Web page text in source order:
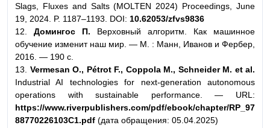
Slags, Fluxes and Salts (MOLTEN 2024) Proceedings, June
19, 2024. P. 1187–1193. DOI: 10.62053/zfvs9836
12.
Домингос П. Верховный алгоритм. Как машинное
обучение изменит наш мир. — М. : Манн, Иванов и Фербер,
2016. — 190 с.
13.
Vermesan O., Pétrot F., Coppola M., Schneider M. et al.
Industrial AI technologies for next-generation autonomous
operations with sustainable performance. — URL:
https://www.riverpublishers.com/pdf/ebook/chapter/RP_97
88770226103C1.pdf (дата обращения: 05.04.2025)